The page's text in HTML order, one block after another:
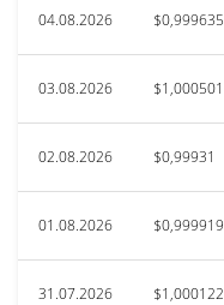
04.08.2026 $0,999635
03.08.2026 $1,000501
02.08.2026 $0,99931
01.08.2026 $0,999919
31.07.2026 $1,000122